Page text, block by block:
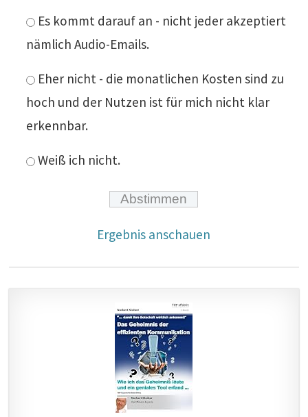
Es kommt darauf an - nicht jeder akzeptiert
nämlich Audio-Emails.
Eher nicht - die monatlichen Kosten sind zu
hoch und der Nutzen ist für mich nicht klar
erkennbar.
Weiß ich nicht.
Ergebnis anschauen